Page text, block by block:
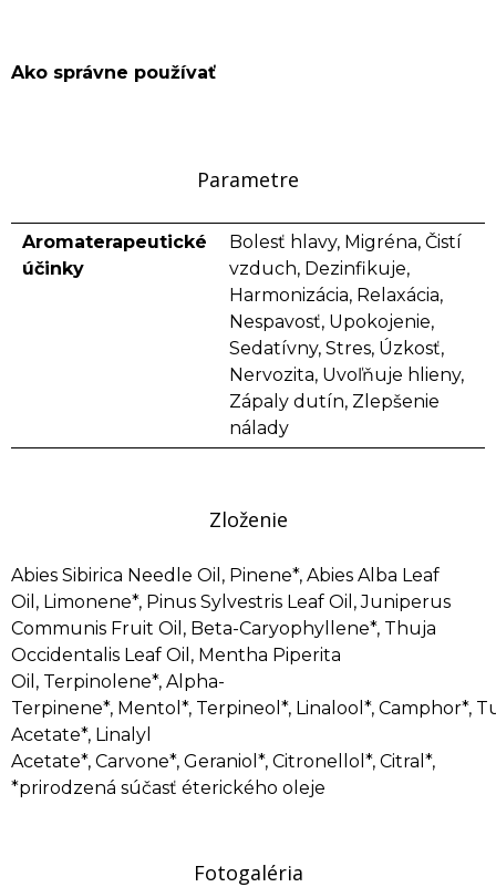
Ako správne používať
Parametre
Aromaterapeutické
účinky
Bolesť hlavy, Migréna, Čistí
vzduch, Dezinfikuje,
Harmonizácia, Relaxácia,
Nespavosť, Upokojenie,
Sedatívny, Stres, Úzkosť,
Nervozita, Uvoľňuje hlieny,
Zápaly dutín, Zlepšenie
nálady
Zloženie
Abies Sibirica Needle Oil, Pinene*, Abies Alba Leaf
Oil, Limonene*, Pinus Sylvestris Leaf Oil, Juniperus
Communis Fruit Oil, Beta-Caryophyllene*, Thuja
Occidentalis Leaf Oil, Mentha Piperita
Oil, Terpinolene*, Alpha-
Terpinene*, Mentol*, Terpineol*, Linalool*, Camphor*,
Acetate*, Linalyl
Acetate*, Carvone*, Geraniol*, Citronellol*, Citral*,
*prirodzená súčasť éterického oleje
Fotogaléria